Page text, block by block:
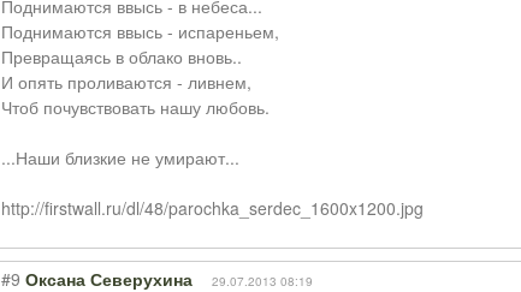
Поднимаются ввысь - в небеса...
Поднимаются ввысь - испареньем,
Превращаясь в облако вновь..
И опять проливаются - ливнем,
Чтоб почувствовать нашу любовь.
...Наши близкие не умирают...
http://firstwall.ru/dl/48/parochka_serdec_1600x1200.jpg
#9 Оксана Северухина 29.07.2013 08:19